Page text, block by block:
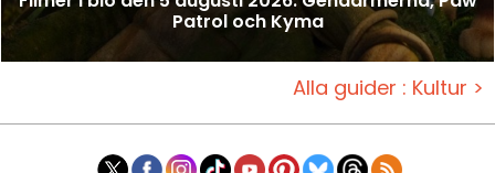
Patrol och Kyma
Alla guider : Kultur >